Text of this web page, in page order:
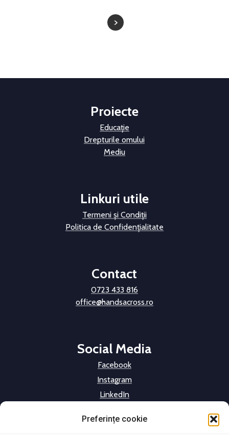
Preferințe cookie
Proiecte
Educație
Drepturile omului
Mediu
Linkuri utile
Termeni și Condiții
Politica de Confidențialitate
Contact
0723 433 816
office@handsacross.ro
Social Media
Facebook
Instagram
LinkedIn